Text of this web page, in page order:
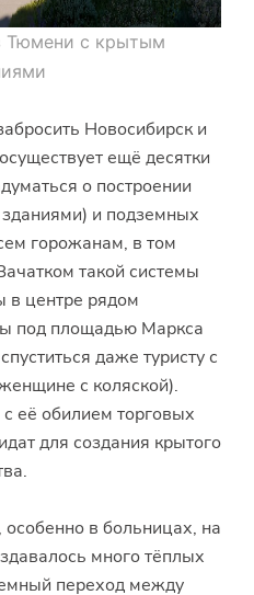
Тюмени с крытым
Новосибирск и
ещё десятки
о построении
и подземных
горожанам, в том
такой системы
в центре рядом
под площадью Маркса
даже туристу с
с коляской).
её обилием торговых
для создания крытого
в больницах, на
много тёплых
переход между